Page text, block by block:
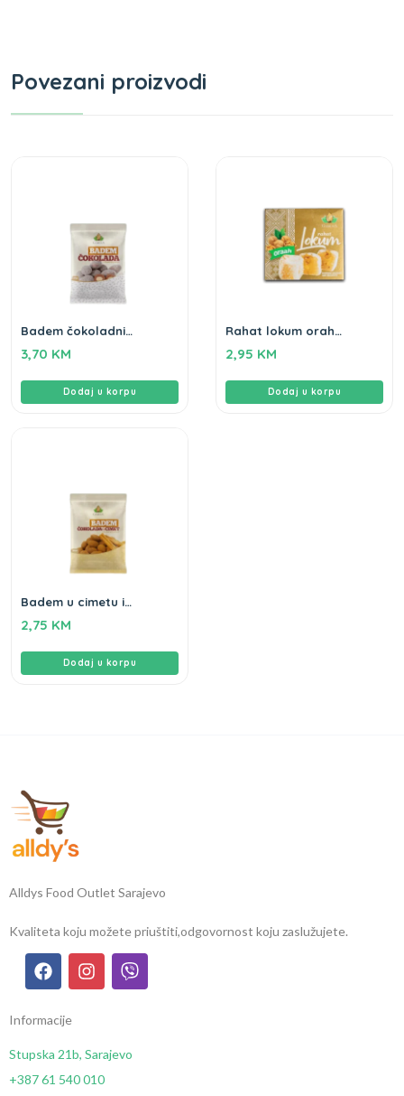
Povezani proizvodi
Badem čokoladni
3,70 KM
Dodaj u korpu
Rahat lokum orah
2,95 KM
Dodaj u korpu
Badem u cimetu i
2,75 KM
Dodaj u korpu
Alldys Food Outlet Sarajevo
Kvaliteta koju možete priuštiti,odgovornost koju zaslužujete.
Informacije
Stupska 21b, Sarajevo
+387 61 540 010